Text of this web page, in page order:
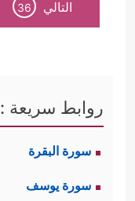
التالي 36
روابط سريعة :
سورة البقرة
سورة يوسف